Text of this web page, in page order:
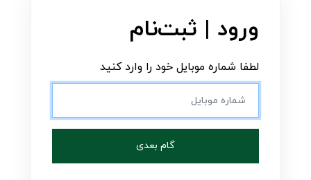
ورود | ثبت‌نام
لطفا شماره موبایل خود را وارد کنید
گام بعدی